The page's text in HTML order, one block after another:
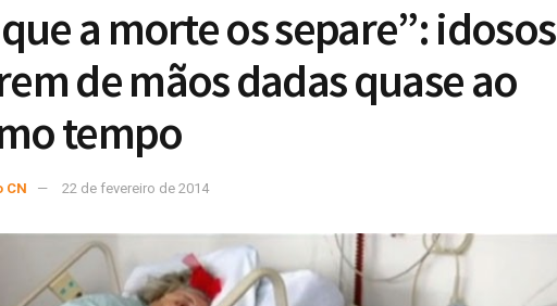
a morte os separe”: idosos
de mãos dadas quase ao
tempo
CN 22 de fevereiro de 2014